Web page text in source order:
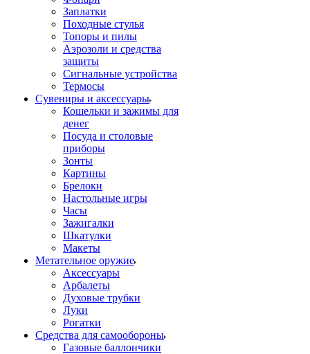
Заплатки
Походные стулья
Топоры и пилы
Аэрозоли и средства
защиты
Сигнальные устройства
Термосы
Сувениры и аксессуары
Кошельки и зажимы для
денег
Посуда и столовые
приборы
Зонты
Картины
Брелоки
Настольные игры
Часы
Зажигалки
Шкатулки
Макеты
Метательное оружие
Аксессуары
Арбалеты
Духовые трубки
Луки
Рогатки
Средства для самообороны
Газовые баллончики